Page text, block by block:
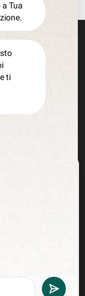
memorizzare
ci
unici su questo
su alcune
le preferenze
Tua
ti